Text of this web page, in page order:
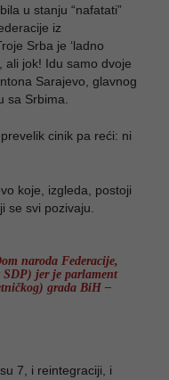
u stanju “nafatati”
iz
Srba je ‘ladno
ali jok! Idu samo dvoje
Sarajevo, glavnog
sa Srbima.
cinik pa reći: ni
koje, izgleda, postoji
se svi pozivaju.
naroda Federacije,
jer je parlament
grada BiH –
7, i reintegraciji, i